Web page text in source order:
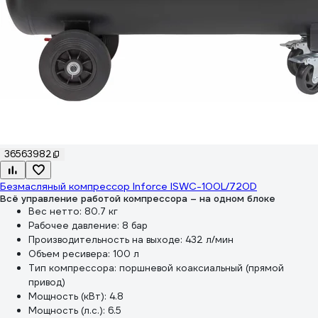
36563982
Безмасляный компрессор Inforce ISWC-100L/720D
Всё управление работой компрессора – на одном блоке
Вес нетто: 80.7 кг
Рабочее давление: 8 бар
Производительность на выходе: 432 л/мин
Объем ресивера: 100 л
Тип компрессора: поршневой коаксиальный (прямой
привод)
Мощность (кВт): 4.8
Мощность (л.с.): 6.5